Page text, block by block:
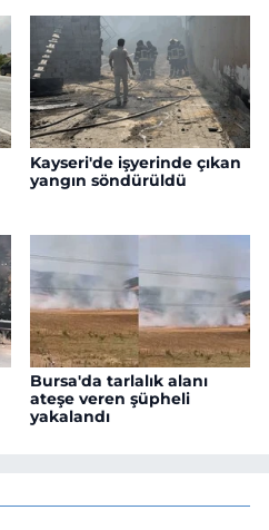
Kayseri'de işyerinde çıkan
yangın söndürüldü
Bursa'da tarlalık alanı
ateşe veren şüpheli
yakalandı